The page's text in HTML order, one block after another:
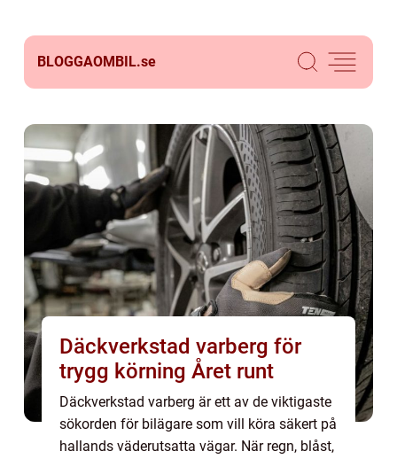
BLOGGAOMBIL.se
Däckverkstad varberg för
trygg körning Året runt
Däckverkstad varberg är ett av de viktigaste
sökorden för bilägare som vill köra säkert på
hallands väderutsatta vägar. När regn, blåst,